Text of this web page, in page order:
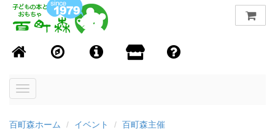
Toggle
百町森ホーム イベント 百町森主催